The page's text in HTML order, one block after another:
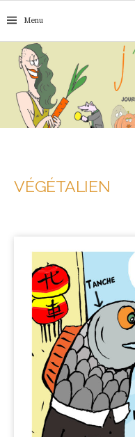
au
contenu
Menu
VÉGÉTALIEN